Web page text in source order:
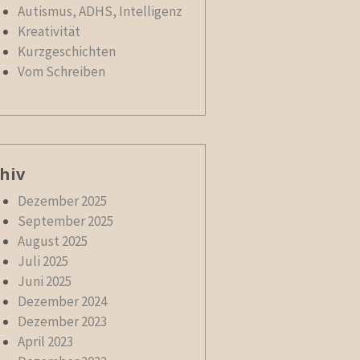
Autismus, ADHS, Intelligenz
Kreativität
Kurzgeschichten
Vom Schreiben
Dezember 2025
September 2025
August 2025
Juli 2025
Juni 2025
Dezember 2024
Dezember 2023
April 2023